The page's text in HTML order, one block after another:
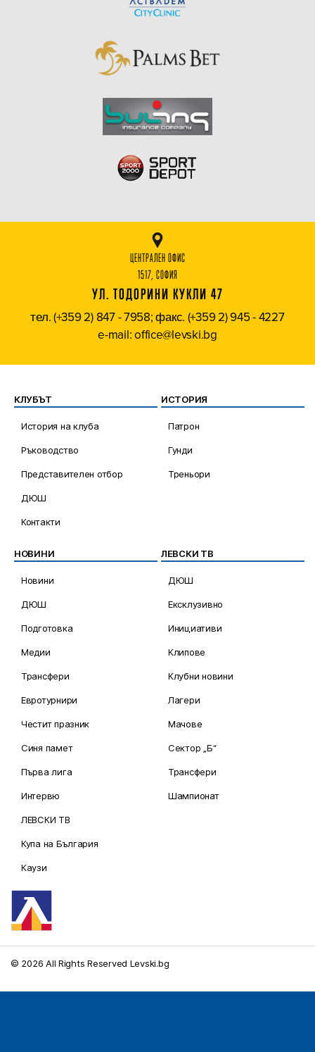
ЦЕНТРАЛЕН ОФИС
1517, СОФИЯ
УЛ. ТОДОРИНИ КУКЛИ 47
тел. (+359 2) 847 - 7958; факс. (+359 2) 945 - 4227
e-mail: office@levski.bg
КЛУБЪТ
История на клуба
Ръководство
Представителен отбор
ДЮШ
Контакти
ИСТОРИЯ
Патрон
Гунди
Треньори
НОВИНИ
Новини
ДЮШ
Подготовка
Медии
Трансфери
Евротурнири
Честит празник
Синя памет
Първа лига
Интервю
ЛЕВСКИ ТВ
Купа на България
Каузи
ЛЕВСКИ ТВ
ДЮШ
Ексклузивно
Инициативи
Клипове
Клубни новини
Лагери
Мачове
Сектор „Б“
Трансфери
Шампионат
© 2026 All Rights Reserved Levski.bg